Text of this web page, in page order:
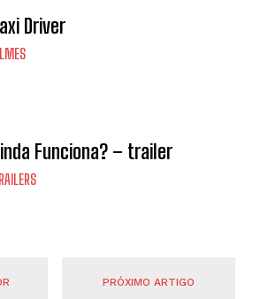
Driver
Funciona? – trailer
PRÓXIMO ARTIGO